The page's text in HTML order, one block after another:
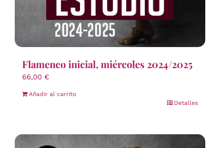
Flamenco inicial, miércoles 2024/2025
66,00 €
Añadir al carrito
Detalles